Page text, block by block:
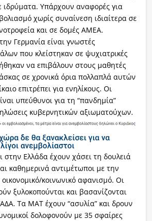
ιδρύματα. Υπάρχουν αναφορές για
χωρίς συναίνεση ιδιαίτερα σε
και σε δομές ΑΜΕΑ.
Γερμανία είναι γνωστές
που κλείστηκαν σε ψυχιατρικές
να επιβάλουν στους μαθητές
σε χρονικά όρια πολλαπλά αυτών
επιτρέπει για ενηλίκους. Οι
υπεύθυνοι για τη “πανδημία”
κυβερνητικών αξιωματούχων.
στην Ελλάδα έχουν χάσει τη δουλειά
καθημερινά αντιμέτωποι με την
κοινωνικό αφανισμό. Οι
ξυλοκοπούνται και βασανίζονται
Τα ΜΑΤ έχουν “ασυλία” και δρουν
δολοφονούν με 35 σφαίρες